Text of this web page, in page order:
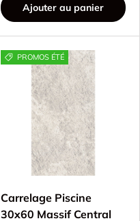
Ajouter au panier
PROMOS ÉTÉ
Carrelage Piscine
30x60 Massif Central